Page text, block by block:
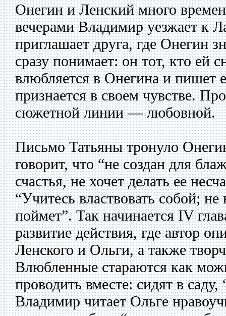
Онегин и Ленский много
вечерами Владимир уезжает к
приглашает друга, где Онегин
сразу понимает: он тот, кто ей
влюбляется в Онегина и пишет
признается в своем чувстве.
сюжетной линии — любовной.
Письмо Татьяны тронуло
говорит, что “не создан для
счастья, не хочет делать ее
“Учитесь властвовать собой; не
поймет”. Так начинается IV
развитие действия, где автор
Ленского и Ольги, а также
Влюбленные стараются как
проводить вместе: сидят в
Владимир читает Ольге